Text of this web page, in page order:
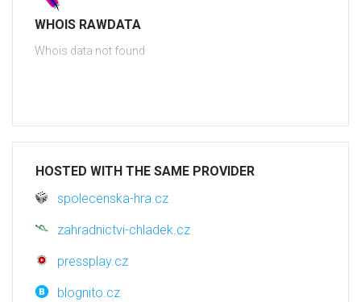
WHOIS RAWDATA
Whois data not found
HOSTED WITH THE SAME PROVIDER
spolecenska-hra.cz
zahradnictvi-chladek.cz
pressplay.cz
blognito.cz